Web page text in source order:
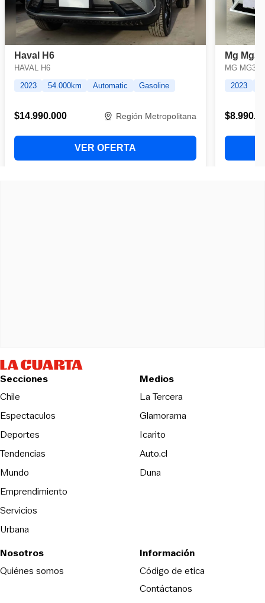
Secciones
Chile
Espectaculos
Deportes
Tendencias
Mundo
Emprendimiento
Servicios
Urbana
Medios
La TerceraOpens in new
Glamorama
Icarito
Auto.cl
DunaOpens in new window
Nosotros
Quiénes somos
Información
Código de eticaOpens in new
Contáctanos